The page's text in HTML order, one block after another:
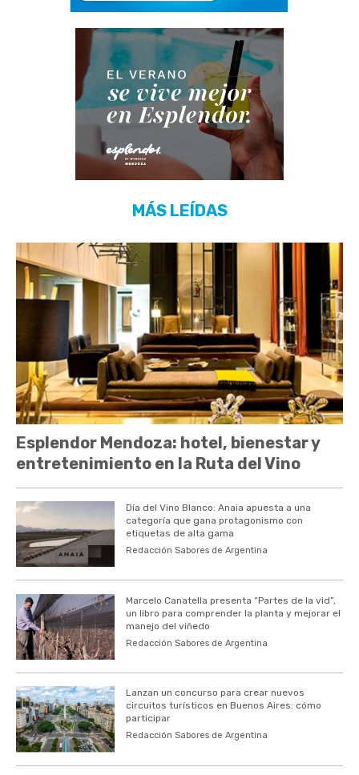
MÁS LEÍDAS
Esplendor Mendoza: hotel, bienestar y
entretenimiento en la Ruta del Vino
Día del Vino Blanco: Anaia apuesta a una
categoría que gana protagonismo con
etiquetas de alta gama
Redacción Sabores de Argentina
Marcelo Canatella presenta “Partes de la vid”,
un libro para comprender la planta y mejorar el
manejo del viñedo
Redacción Sabores de Argentina
Lanzan un concurso para crear nuevos
circuitos turísticos en Buenos Aires: cómo
participar
Redacción Sabores de Argentina